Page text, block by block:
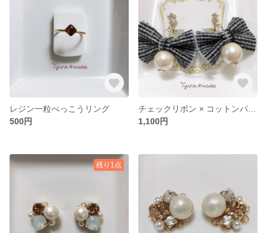
レジン一粒べっこうリング
500円
1,100円
残り1点